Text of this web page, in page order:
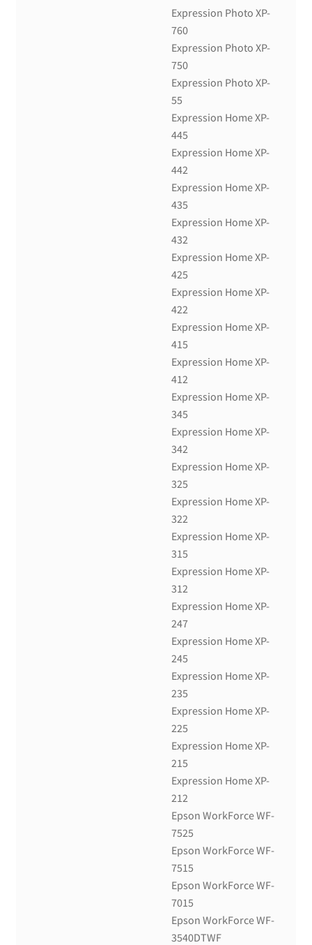
Expression Photo XP-
760
Expression Photo XP-
750
Expression Photo XP-
55
Expression Home XP-
445
Expression Home XP-
442
Expression Home XP-
435
Expression Home XP-
432
Expression Home XP-
425
Expression Home XP-
422
Expression Home XP-
415
Expression Home XP-
412
Expression Home XP-
345
Expression Home XP-
342
Expression Home XP-
325
Expression Home XP-
322
Expression Home XP-
315
Expression Home XP-
312
Expression Home XP-
247
Expression Home XP-
245
Expression Home XP-
235
Expression Home XP-
225
Expression Home XP-
215
Expression Home XP-
212
Epson WorkForce WF-
7525
Epson WorkForce WF-
7515
Epson WorkForce WF-
7015
Epson WorkForce WF-
3540DTWF